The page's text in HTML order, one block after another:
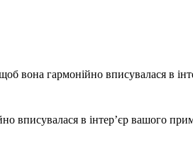
вона гармонійно вписувалася в
вписувалася в інтер’єр вашого